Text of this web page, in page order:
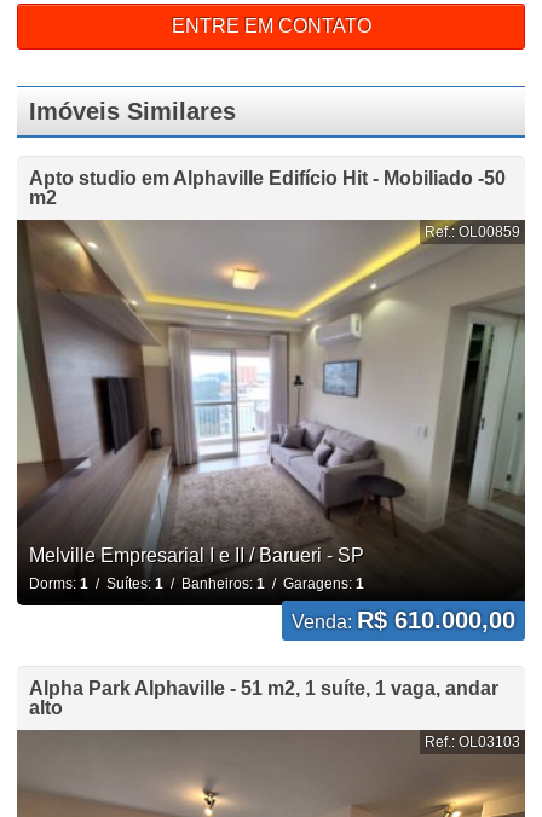
ENTRE EM CONTATO
Imóveis Similares
Apto studio em Alphaville Edifício Hit - Mobiliado -50
m2
Ref.: OL00859
Melville Empresarial I e II / Barueri - SP
Dorms: 1/ Suítes: 1/ Banheiros: 1/ Garagens: 1
Venda: R$ 610.000,00
Alpha Park Alphaville - 51 m2, 1 suíte, 1 vaga, andar
alto
Ref.: OL03103